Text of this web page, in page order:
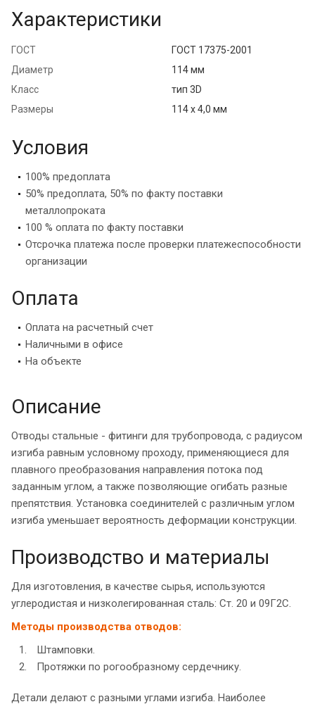
Характеристики
ГОСТ
ГОСТ 17375-2001
Диаметр
114 мм
Класс
тип 3D
Размеры
114 х 4,0 мм
Условия
100% предоплата
50% предоплата, 50% по факту поставки
металлопроката
100 % оплата по факту поставки
Отсрочка платежа после проверки платежеспособности
организации
Оплата
Оплата на расчетный счет
Наличными в офисе
На объекте
Описание
Отводы стальные - фитинги для трубопровода, с радиусом
изгиба равным условному проходу, применяющиеся для
плавного преобразования направления потока под
заданным углом, а также позволяющие огибать разные
препятствия. Установка соединителей с различным углом
изгиба уменьшает вероятность деформации конструкции.
Производство и материалы
Для изготовления, в качестве сырья, используются
углеродистая и низколегированная сталь: Ст. 20 и 09Г2С.
Методы производства отводов:
Штамповки.
Протяжки по рогообразному сердечнику.
Детали делают с разными углами изгиба. Наиболее